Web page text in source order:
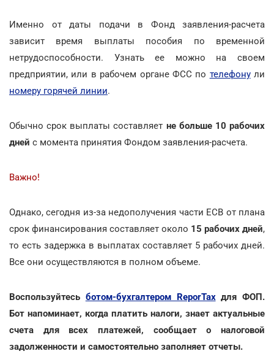
Именно от даты подачи в Фонд заявления-расчета
зависит время выплаты пособия по временной
нетрудоспособности. Узнать ее можно на своем
предприятии, или в рабочем органе ФСС по телефонули
номеру горячей линии.
Обычно срок выплаты составляет не больше 10 рабочих
дней с момента принятия Фондом заявления-расчета.
Важно!
Однако, сегодня из-за недополучения части ЕСВ от плана
срок финансирования составляет около 15 рабочих дней,
то есть задержка в выплатах составляет 5 рабочих дней.
Все они осуществляются в полном объеме.
Воспользуйтесь ботом-бухгалтером ReporTaxдля ФОП.
Бот напоминает, когда платить налоги, знает актуальные
счета для всех платежей, сообщает о налоговой
задолженности и самостоятельно заполняет отчеты.